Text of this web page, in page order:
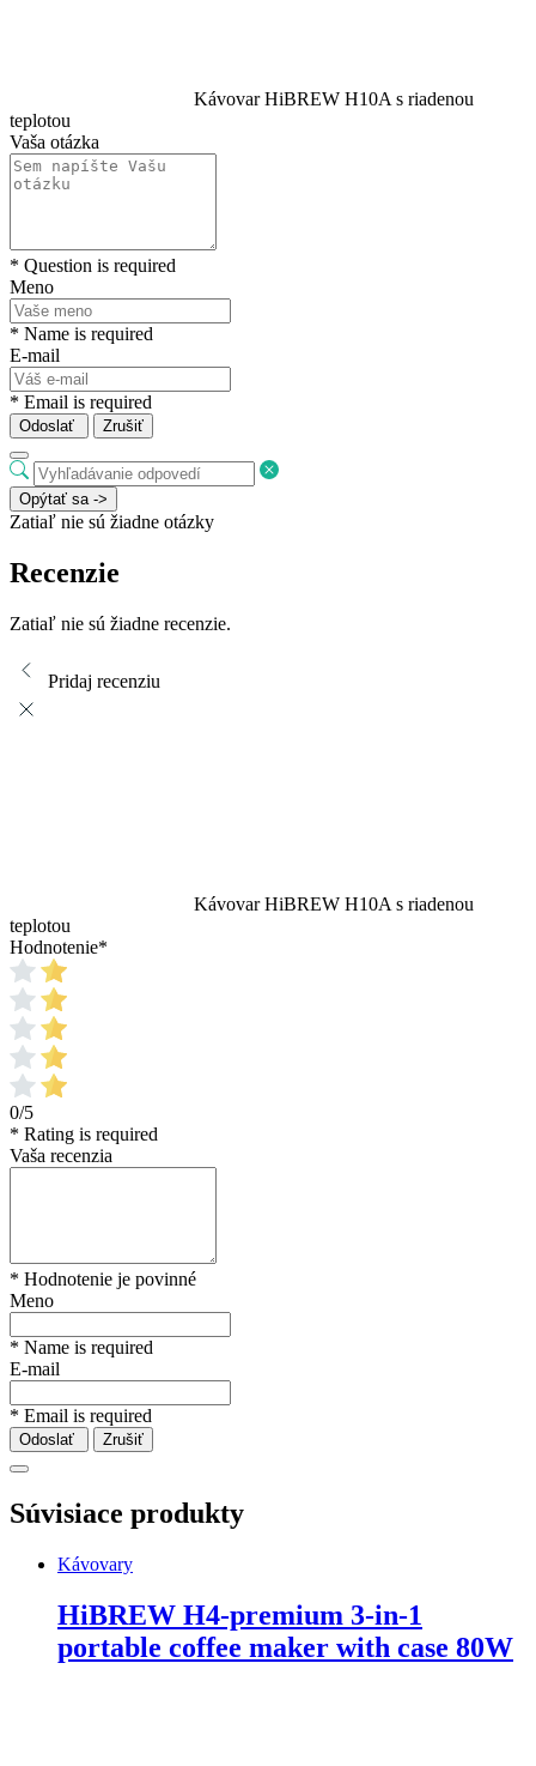
Kávovar HiBREW H10A s riadenou
teplotou
Vaša otázka
* Question is required
Meno
* Name is required
E-mail
* Email is required
Odoslať Zrušiť
Opýtať sa ->
Zatiaľ nie sú žiadne otázky
Recenzie
Zatiaľ nie sú žiadne recenzie.
Pridaj recenziu
Kávovar HiBREW H10A s riadenou
teplotou
Hodnotenie*
0/5
* Rating is required
Vaša recenzia
* Hodnotenie je povinné
Meno
* Name is required
E-mail
* Email is required
Odoslať Zrušiť
Súvisiace produkty
Kávovary
HiBREW H4-premium 3-in-1
portable coffee maker with case 80W